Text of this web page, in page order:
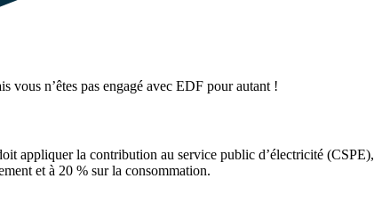
vous n’êtes pas engagé avec EDF pour autant !
appliquer la contribution au service public d’électricité (CSPE),
et à 20 % sur la consommation.